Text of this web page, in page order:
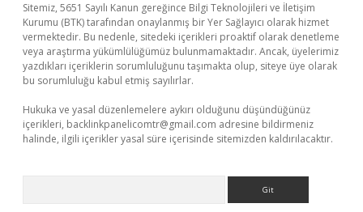
Sitemiz, 5651 Sayılı Kanun gereğince Bilgi Teknolojileri ve İletişim
Kurumu (BTK) tarafından onaylanmış bir Yer Sağlayıcı olarak hizmet
vermektedir. Bu nedenle, sitedeki içerikleri proaktif olarak denetleme
veya araştırma yükümlülüğümüz bulunmamaktadır. Ancak, üyelerimiz
yazdıkları içeriklerin sorumluluğunu taşımakta olup, siteye üye olarak
bu sorumluluğu kabul etmiş sayılırlar.
Hukuka ve yasal düzenlemelere aykırı olduğunu düşündüğünüz
içerikleri, backlinkpanelicomtr@gmail.com adresine bildirmeniz
halinde, ilgili içerikler yasal süre içerisinde sitemizden kaldırılacaktır.